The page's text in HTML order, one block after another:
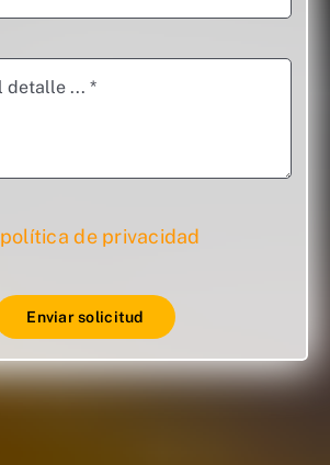
política de privacidad
Enviar solicitud